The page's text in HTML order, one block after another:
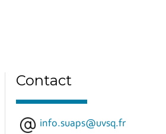
Contact
info.suaps@uvsq.fr